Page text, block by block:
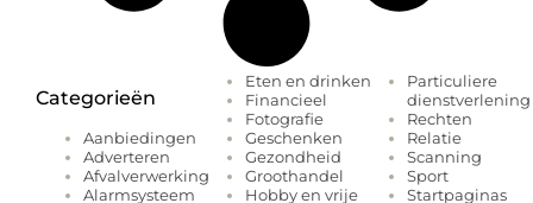
Categorieën
Aanbiedingen
Adverteren
Afvalverwerking
Alarmsysteem
Eten en drinken
Financieel
Fotografie
Geschenken
Gezondheid
Groothandel
Hobby en vrije
Particuliere
dienstverlening
Rechten
Relatie
Scanning
Sport
Startpaginas